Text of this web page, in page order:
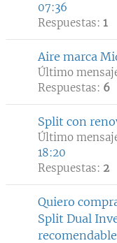
07:36
Respuestas: 1
Aire marca
Último
Respuestas: 6
Split con
Último
18:20
Respuestas: 2
Quiero
Split Dual